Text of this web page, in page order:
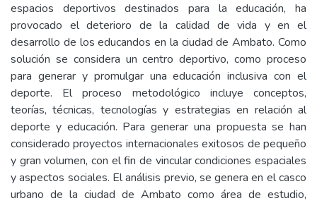
espacios deportivos destinados para la educación, ha
provocado el deterioro de la calidad de vida y en el
desarrollo de los educandos en la ciudad de Ambato. Como
solución se considera un centro deportivo, como proceso
para generar y promulgar una educación inclusiva con el
deporte. El proceso metodológico incluye conceptos,
teorías, técnicas, tecnologías y estrategias en relación al
deporte y educación. Para generar una propuesta se han
considerado proyectos internacionales exitosos de pequeño
y gran volumen, con el fin de vincular condiciones espaciales
y aspectos sociales. El análisis previo, se genera en el casco
urbano de la ciudad de Ambato como área de estudio,